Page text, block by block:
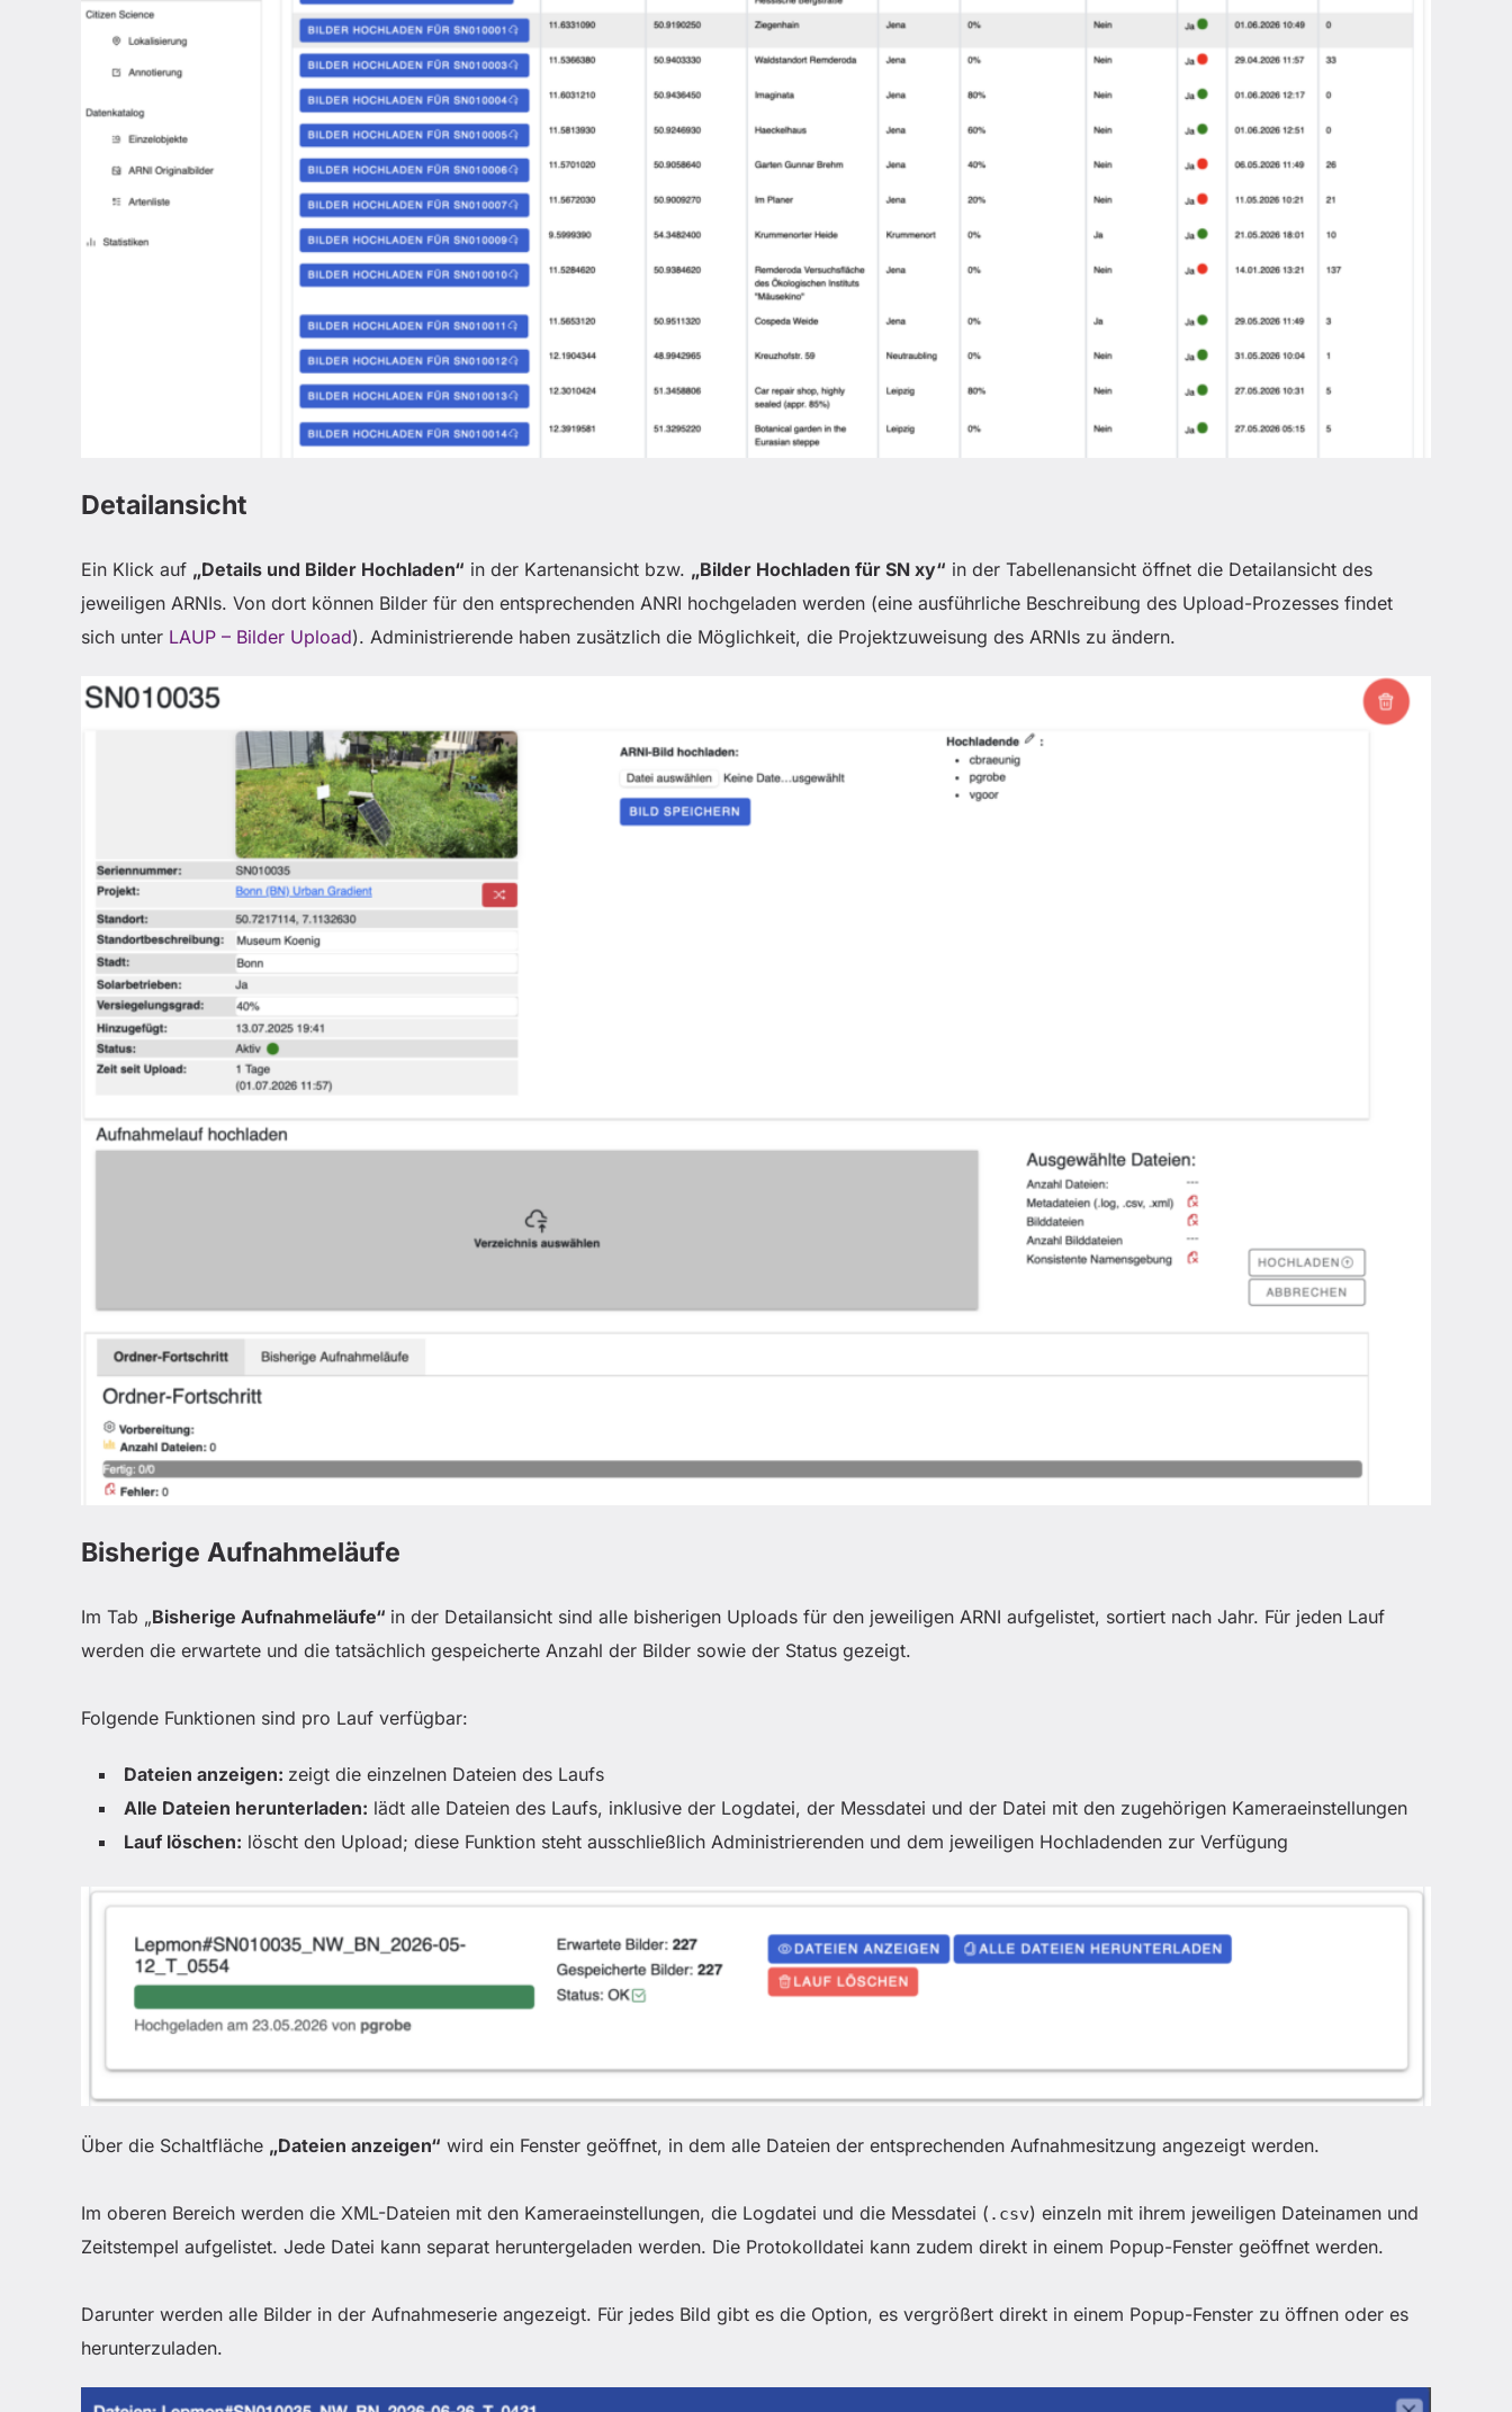
Detailansicht
Ein Klick auf „Details und Bilder Hochladen“ in der Kartenansicht bzw. „Bilder Hochladen für SN xy“ in der Tabellenansicht öffnet die Detailansicht des
jeweiligen ARNIs. Von dort können Bilder für den entsprechenden ANRI hochgeladen werden (eine ausführliche Beschreibung des Upload-Prozesses findet
sich unter LAUP – Bilder Upload). Administrierende haben zusätzlich die Möglichkeit, die Projektzuweisung des ARNIs zu ändern.
Bisherige Aufnahmeläufe
Im Tab „Bisherige Aufnahmeläufe“ in der Detailansicht sind alle bisherigen Uploads für den jeweiligen ARNI aufgelistet, sortiert nach Jahr. Für jeden Lauf
werden die erwartete und die tatsächlich gespeicherte Anzahl der Bilder sowie der Status gezeigt.
Folgende Funktionen sind pro Lauf verfügbar:
Dateien anzeigen: zeigt die einzelnen Dateien des Laufs
Alle Dateien herunterladen: lädt alle Dateien des Laufs, inklusive der Logdatei, der Messdatei und der Datei mit den zugehörigen Kameraeinstellungen
Lauf löschen: löscht den Upload; diese Funktion steht ausschließlich Administrierenden und dem jeweiligen Hochladenden zur Verfügung
Über die Schaltfläche „Dateien anzeigen“ wird ein Fenster geöffnet, in dem alle Dateien der entsprechenden Aufnahmesitzung angezeigt werden.
Im oberen Bereich werden die XML-Dateien mit den Kameraeinstellungen, die Logdatei und die Messdatei ( .csv) einzeln mit ihrem jeweiligen Dateinamen und
Zeitstempel aufgelistet. Jede Datei kann separat heruntergeladen werden. Die Protokolldatei kann zudem direkt in einem Popup-Fenster geöffnet werden.
Darunter werden alle Bilder in der Aufnahmeserie angezeigt. Für jedes Bild gibt es die Option, es vergrößert direkt in einem Popup-Fenster zu öffnen oder es
herunterzuladen.